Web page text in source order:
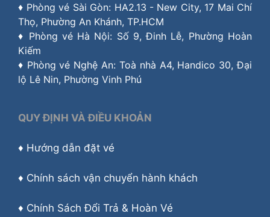
♦ Phòng vé Sài Gòn: HA2.13 - New City, 17 Mai Chí
Thọ, Phường An Khánh, TP.HCM
♦ Phòng vé Hà Nội: Số 9, Đinh Lễ, Phường Hoàn
Kiếm
♦ Phòng vé Nghệ An: Toà nhà A4, Handico 30, Đại
lộ Lê Nin, Phường Vinh Phú
QUY ĐỊNH VÀ ĐIỀU KHOẢN
♦ Hướng dẫn đặt vé
♦ Chính sách vận chuyển hành khách
♦ Chính Sách Đổi Trả & Hoàn Vé